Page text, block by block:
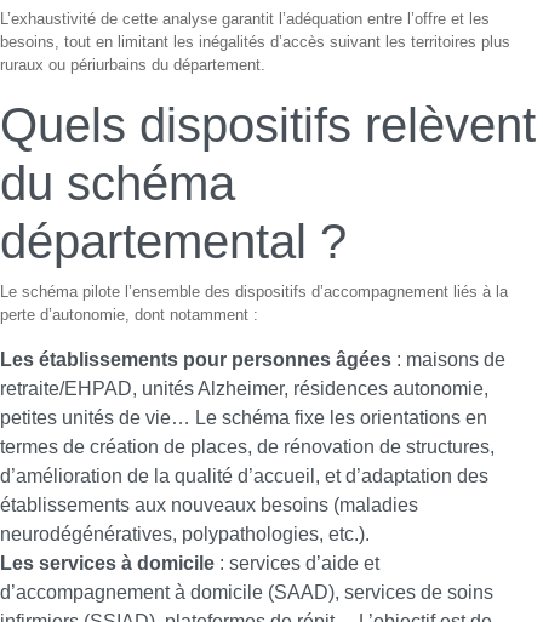
L’exhaustivité de cette analyse garantit l’adéquation entre l’offre et les
besoins, tout en limitant les inégalités d’accès suivant les territoires plus
ruraux ou périurbains du département.
Quels dispositifs relèvent
du schéma
départemental ?
Le schéma pilote l’ensemble des dispositifs d’accompagnement liés à la
perte d’autonomie, dont notamment :
Les établissements pour personnes âgées : maisons de
retraite/EHPAD, unités Alzheimer, résidences autonomie,
petites unités de vie… Le schéma fixe les orientations en
termes de création de places, de rénovation de structures,
d’amélioration de la qualité d’accueil, et d’adaptation des
établissements aux nouveaux besoins (maladies
neurodégénératives, polypathologies, etc.).
Les services à domicile : services d’aide et
d’accompagnement à domicile (SAAD), services de soins